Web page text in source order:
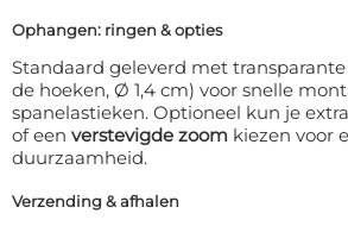
Ophangen: ringen & opties
Standaard geleverd met
de hoeken, Ø 1,4 cm) voor snelle
spanelastieken. Optioneel kun je
of een verstevigde zoom kiezen voor
duurzaamheid.
Verzending & afhalen